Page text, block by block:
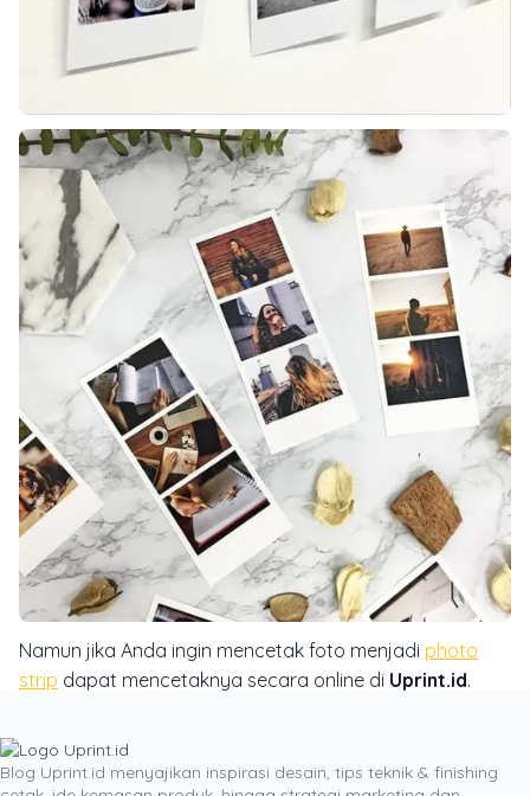
Namun jika Anda ingin mencetak foto menjadi photo
strip dapat mencetaknya secara online di Uprint.id.
sesuai kebutuhan. Bahkan Anda juga dapat menjadikan
photo strip ini sebagai penghias dalam sebuah
Blog Uprint.id menyajikan inspirasi desain, tips teknik & finishing